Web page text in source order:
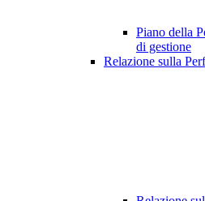
Piano della
di gestione
Relazione sulla